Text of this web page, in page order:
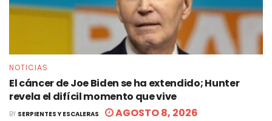
NOTICIAS
El cáncer de Joe Biden se ha extendido; Hunter
revela el difícil momento que vive
BY SERPIENTES Y ESCALERAS AGOSTO 8, 2026